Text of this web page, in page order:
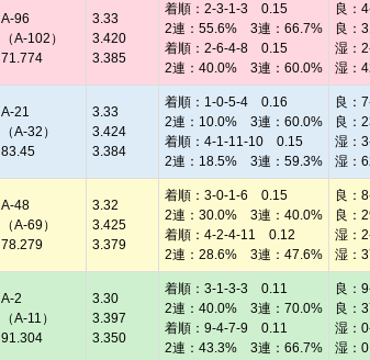
A-96
（A-102）
71.774
3.33
3.420
3.385
着順：2-3-1-3 0.15
2連：55.6% 3連：66.7%
着順：2-6-4-8 0.15
2連：40.0% 3連：60.0%
良：
良：
湿：
湿：
A-21
（A-32）
83.45
3.33
3.424
3.384
着順：1-0-5-4 0.16
2連：10.0% 3連：60.0%
着順：4-1-11-10 0.15
2連：18.5% 3連：59.3%
良：
良：
湿：
湿：
A-48
（A-69）
78.279
3.32
3.425
3.379
着順：3-0-1-6 0.15
2連：30.0% 3連：40.0%
着順：4-2-4-11 0.12
2連：28.6% 3連：47.6%
良：
良：
湿：
湿：
A-2
（A-11）
91.304
3.30
3.397
3.350
着順：3-1-3-3 0.11
2連：40.0% 3連：70.0%
着順：9-4-7-9 0.11
2連：43.3% 3連：66.7%
良：
良：
湿：
湿：